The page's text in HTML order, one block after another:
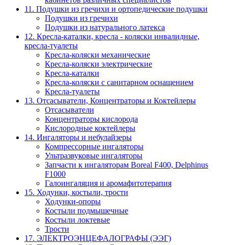
11. Подушки из гречихи и ортопедические подушки
Подушки из гречихи
Подушки из натурального латекса
12. Кресла-каталки, кресла - коляски инвалидные,
кресла-туалеты
Кресла-коляски механические
Кресла-коляски электрические
Кресла-каталки
Кресла-коляски с санитарном оснащением
Кресла-туалеты
13. Отсасыватели, Концентраторы и Коктейлеры
Отсасыватели
Концентраторы кислорода
Кислородные коктейлеры
14. Ингаляторы и небулайзеры
Компрессорные ингаляторы
Ультразвуковые ингаляторы
Запчасти к ингаляторам Boreal F400, Delphinus
F1000
Галоингаляция и аромафитотерапия
15. Ходунки, костыли, трости
Ходунки-опоры
Костыли подмышечные
Костыли локтевые
Трости
17. ЭЛЕКТРО­ЭНЦЕФАЛОГРАФЫ (ЭЭГ)